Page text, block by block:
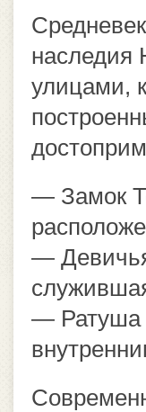
наследия
улицами,
— Замок
—
— Ратуша